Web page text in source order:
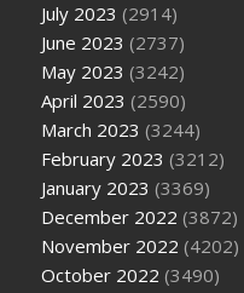
July 2023 (2914)
June 2023 (2737)
May 2023 (3242)
April 2023 (2590)
March 2023 (3244)
February 2023 (3212)
January 2023 (3369)
December 2022 (3872)
November 2022 (4202)
October 2022 (3490)